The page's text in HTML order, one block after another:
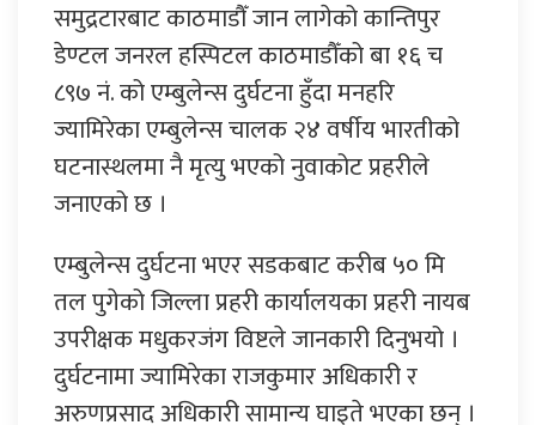
समुद्रटारबाट काठमाडौँ जान लागेको कान्तिपुर
डेण्टल जनरल हस्पिटल काठमाडौँको बा १६ च
८९७ नं. को एम्बुलेन्स दुर्घटना हुँदा मनहरि
ज्यामिरेका एम्बुलेन्स चालक २४ वर्षीय भारतीको
घटनास्थलमा नै मृत्यु भएको नुवाकोट प्रहरीले
जनाएको छ ।
एम्बुलेन्स दुर्घटना भएर सडकबाट करीब ५० मि
तल पुगेको जिल्ला प्रहरी कार्यालयका प्रहरी नायब
उपरीक्षक मधुकरजंग विष्टले जानकारी दिनुभयो ।
दुर्घटनामा ज्यामिरेका राजकुमार अधिकारी र
अरुणप्रसाद अधिकारी सामान्य घाइते भएका छन् ।